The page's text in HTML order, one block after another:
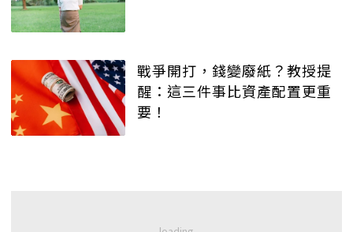
戰爭開打，錢變廢紙？教授提
醒：這三件事比資產配置更重
要！